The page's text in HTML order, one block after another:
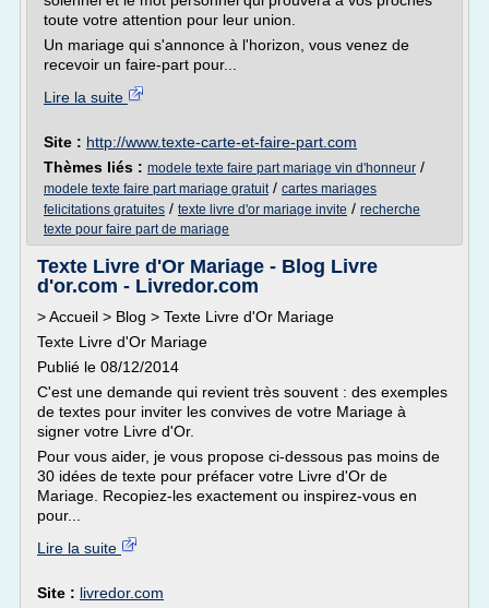
toute votre attention pour leur union.
Un mariage qui s'annonce à l'horizon, vous venez de
recevoir un faire-part pour...
Lire la suite
Site : http://www.texte-carte-et-faire-part.com
Thèmes liés : modele texte faire part mariage vin d'honneur /
modele texte faire part mariage gratuit/ cartes mariages
felicitations gratuites / texte livre d'or mariage invite / recherche
texte pour faire part de mariage
Texte Livre d'Or Mariage - Blog Livre
d'or.com - Livredor.com
> Accueil > Blog > Texte Livre d'Or Mariage
Texte Livre d'Or Mariage
Publié le 08/12/2014
C'est une demande qui revient très souvent : des exemples
de textes pour inviter les convives de votre Mariage à
signer votre Livre d'Or.
Pour vous aider, je vous propose ci-dessous pas moins de
30 idées de texte pour préfacer votre Livre d'Or de
Mariage. Recopiez-les exactement ou inspirez-vous en
pour...
Lire la suite
Site : livredor.com